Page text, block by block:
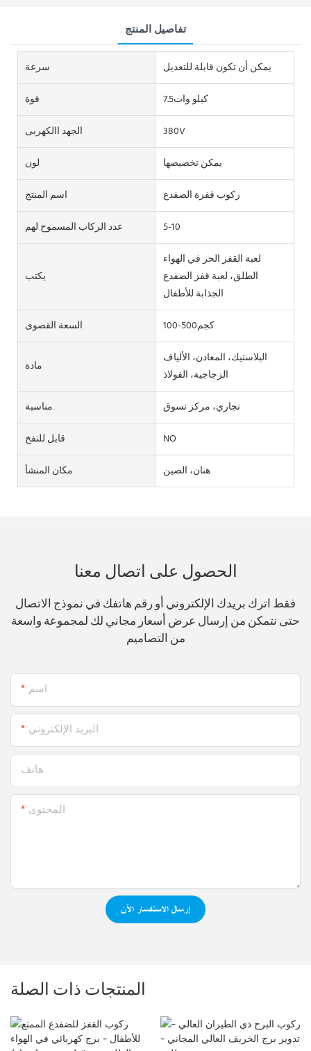
تفاصيل المنتج
سرعة
يمكن أن تكون قابلة للتعديل
قوة
كيلو وات7.5
الجهد االكهربى
380V
لون
يمكن تخصيصها
اسم المنتج
ركوب قفزة الضفدع
عدد الركاب المسموح لهم
5-10
يكتب
لعبة القفز الحر في الهواء
الطلق، لعبة قفز الضفدع
الجذابة للأطفال
السعة القصوى
100-500كجم
مادة
البلاستيك، المعادن، الألياف
الزجاجية، الفولاذ
مناسبة
تجاري، مركز تسوق
قابل للنفخ
NO
مكان المنشأ
هنان، الصين
الحصول على اتصال معنا
فقط اترك بريدك الإلكتروني أو رقم هاتفك في نموذج الاتصال
حتى نتمكن من إرسال عرض أسعار مجاني لك لمجموعة واسعة
من التصاميم
اسم
البريد الإلكتروني
هاتف
المحتوى
إرسال الاستفسار الآن
المنتجات ذات الصلة